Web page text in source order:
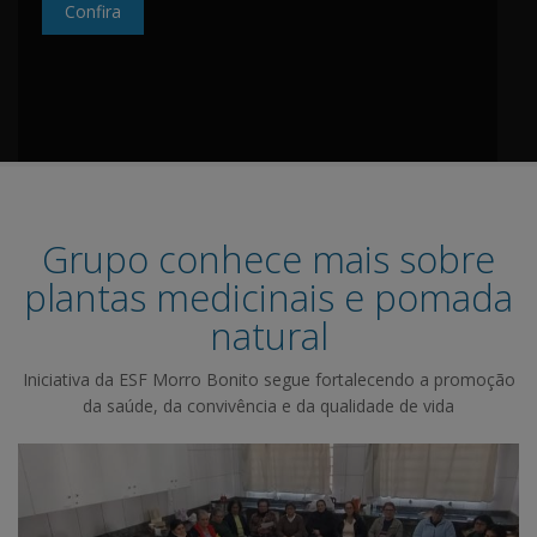
Confira
Grupo conhece mais sobre
plantas medicinais e pomada
natural
Iniciativa da ESF Morro Bonito segue fortalecendo a promoção
da saúde, da convivência e da qualidade de vida